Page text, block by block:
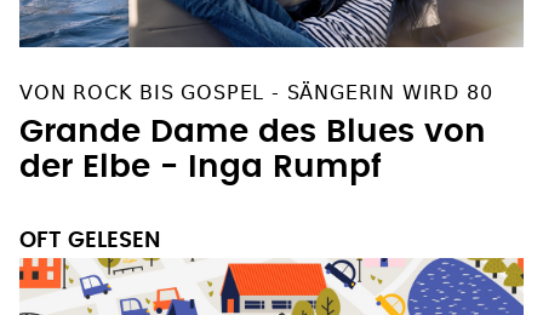
VON ROCK BIS GOSPEL - SÄNGERIN WIRD 80
Grande Dame des Blues von
der Elbe - Inga Rumpf
OFT GELESEN